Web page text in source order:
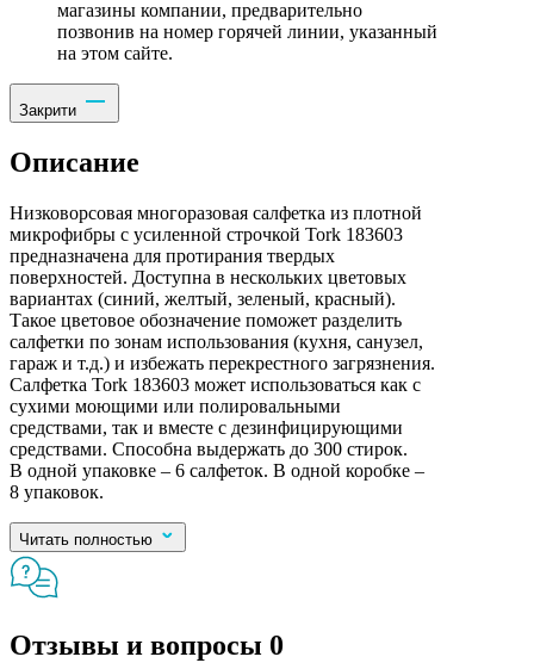
магазины компании, предварительно
позвонив на номер горячей линии, указанный
на этом сайте.
Закрити
Описание
Низковорсовая многоразовая салфетка из плотной
микрофибры с усиленной строчкой Tork 183603
предназначена для протирания твердых
поверхностей. Доступна в нескольких цветовых
вариантах (синий, желтый, зеленый, красный).
Такое цветовое обозначение поможет разделить
салфетки по зонам использования (кухня, санузел,
гараж и т.д.) и избежать перекрестного загрязнения.
Салфетка Tork 183603 может использоваться как с
сухими моющими или полировальными
средствами, так и вместе с дезинфицирующими
средствами. Способна выдержать до 300 стирок.
В одной упаковке – 6 салфеток. В одной коробке –
8 упаковок.
Читать полностью
Отзывы и вопросы 0